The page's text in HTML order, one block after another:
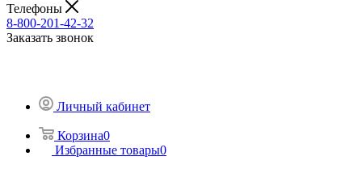
Телефоны
8-800-201-42-32
Заказать звонок
Личный кабинет
Корзина0
Избранные товары0